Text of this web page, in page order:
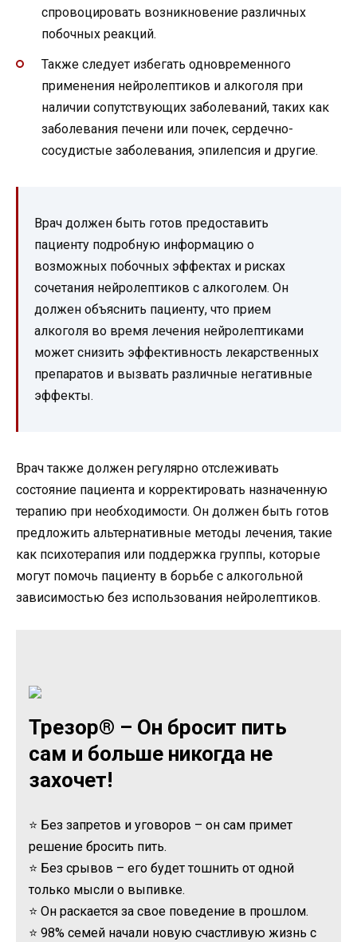
спровоцировать возникновение различных
побочных реакций.
Также следует избегать одновременного
применения нейролептиков и алкоголя при
наличии сопутствующих заболеваний, таких как
заболевания печени или почек, сердечно-
сосудистые заболевания, эпилепсия и другие.
Врач должен быть готов предоставить
пациенту подробную информацию о
возможных побочных эффектах и рисках
сочетания нейролептиков с алкоголем. Он
должен объяснить пациенту, что прием
алкоголя во время лечения нейролептиками
может снизить эффективность лекарственных
препаратов и вызвать различные негативные
эффекты.
Врач также должен регулярно отслеживать
состояние пациента и корректировать назначенную
терапию при необходимости. Он должен быть готов
предложить альтернативные методы лечения, такие
как психотерапия или поддержка группы, которые
могут помочь пациенту в борьбе с алкогольной
зависимостью без использования нейролептиков.
Трезор® – Он бросит пить
сам и больше никогда не
захочет!
⭐ Без запретов и уговоров – он сам примет
решение бросить пить.
⭐ Без срывов – его будет тошнить от одной
только мысли о выпивке.
⭐ Он раскается за свое поведение в прошлом.
⭐ 98% семей начали новую счастливую жизнь с